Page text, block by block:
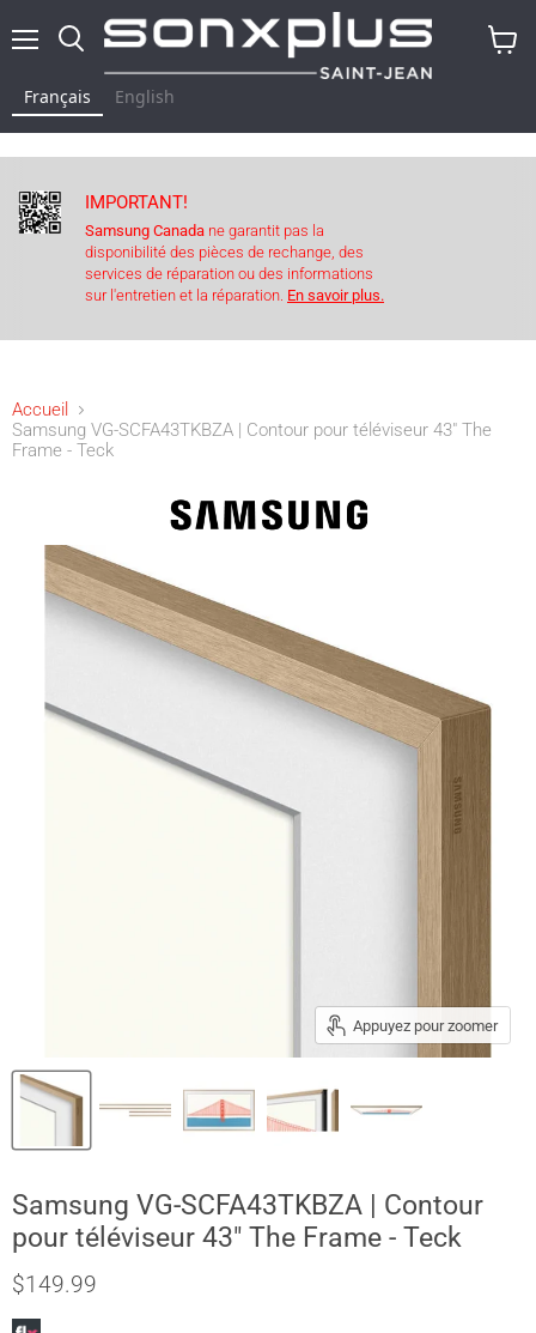
Français English
IMPORTANT!
Samsung Canada ne garantit pas la
disponibilité des pièces de rechange, des
services de réparation ou des informations
sur l'entretien et la réparation. En savoir plus.
Accueil
Samsung VG-SCFA43TKBZA | Contour pour téléviseur 43" The
Frame - Teck
Appuyez pour zoomer
Samsung VG-SCFA43TKBZA | Contour
pour téléviseur 43" The Frame - Teck
$149.99